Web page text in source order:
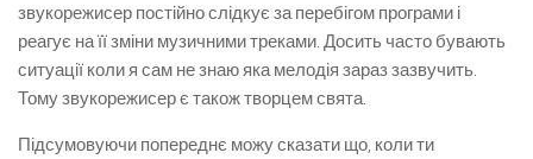
звукорежисер постійно слідкує за перебігом програми і
реагує на її зміни музичними треками. Досить часто бувають
ситуації коли я сам не знаю яка мелодія зараз зазвучить.
Тому звукорежисер є також творцем свята.
Підсумовуючи попереднє можу сказати що, коли ти